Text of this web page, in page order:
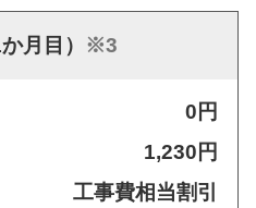
月目） ※3
0円
1,230円
工事費相当割引